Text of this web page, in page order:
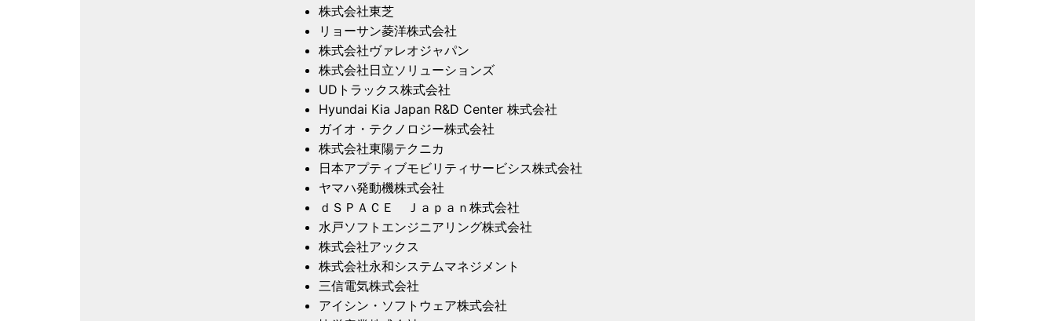
株式会社東芝
リョーサン菱洋株式会社
株式会社ヴァレオジャパン
株式会社日立ソリューションズ
UDトラックス株式会社
Hyundai Kia Japan R&D Center 株式会社
ガイオ・テクノロジー株式会社
株式会社東陽テクニカ
日本アプティブモビリティサービシス株式会社
ヤマハ発動機株式会社
ｄＳＰＡＣＥ Ｊａｐａｎ株式会社
水戸ソフトエンジニアリング株式会社
株式会社アックス
株式会社永和システムマネジメント
三信電気株式会社
アイシン・ソフトウェア株式会社